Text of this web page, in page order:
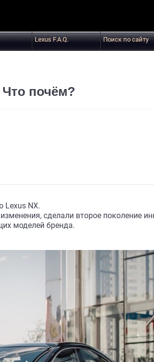
Lexus F.A.Q. Поиск по сайту
почём?
Lexus NX.
сделали второе поколение
моделей бренда.